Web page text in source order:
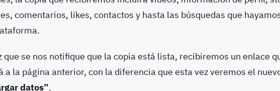
comentarios, likes, contactos y hasta las búsquedas que
que se nos notifique que la copia está lista, recibiremos un enlace
a la página anterior, con la diferencia que esta vez veremos el
datos”.